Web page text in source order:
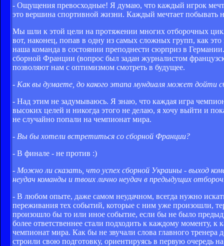
- Ощущения превосходные! Я думаю, что каждый игрок
это вершина спортивной жизни. Каждый мечтает побывать
Мы шли к этой цели на протяжении многих отборочных
вот, наконец, попав в одну из самых сложных групп, как
наша команда в состоянии преподнести сюрприз в
сборной Франции (вопрос был задан журналистом
позволяют нам с оптимизмом смотреть в будущее.
- Как вы думаете, до какого этапа мундиаля может дойти
- Над этим не задумываюсь. Я знаю, что каждая игра
высоких целей и никогда этого не делаю, я хочу выйти и
не случайно попали на чемпионат мира.
- Вы бы хотели встретиться со сборной Франции?
- В финале - не против :)
- Можно ли сказать, что успех сборной Украины - выход
неудач команды и твоих лично неудач в предыдущих
- В любом опыте, даже самом неудачном, всегда нужно
переживания тех событий, которые с ним уже произошли,
произошло бы то или иное событие, если бы не было
более ответственнее стали подходить к каждому моменту,
чемпионат мира. Как бы не звучали слова главного
строили свою подготовку, ориентируясь в первую очередь